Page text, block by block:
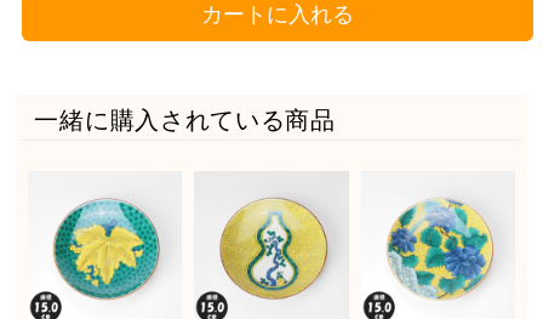
カートに入れる
一緒に購入されている商品